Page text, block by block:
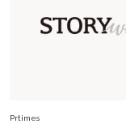
Prtimes